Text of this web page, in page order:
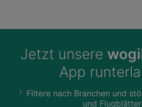
Jetzt unsere
App
Filtere nach Branchen und
und